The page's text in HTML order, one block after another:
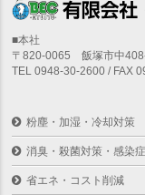
■本社
〒820-0065 飯塚市中
TEL 0948-30-2600 / FAX
粉塵・加湿・冷却対策
消臭・殺菌対策・感染
省エネ・コスト削減